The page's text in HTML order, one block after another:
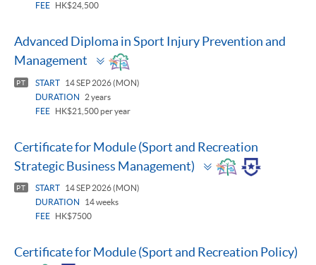
FEE
HK$24,500
Advanced Diploma in Sport Injury Prevention and
Management
Toggle
panel
PT START
14 SEP 2026 (MON)
DURATION
2 years
FEE
HK$21,500 per year
Certificate for Module (Sport and Recreation
Strategic Business Management)
Toggle
panel
PT START
14 SEP 2026 (MON)
DURATION
14 weeks
FEE
HK$7500
Certificate for Module (Sport and Recreation Policy)